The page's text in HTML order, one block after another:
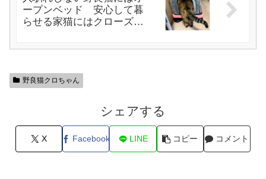
ープンベッド 安心して暮
らせる家猫にはクローズ型
野良猫クロちゃん
シェアする
X Facebook LINE コピー コメント